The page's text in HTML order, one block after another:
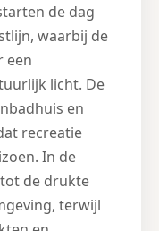
de dag
waarbij de
een
licht. De
en
recreatie
In de
de drukte
terwijl